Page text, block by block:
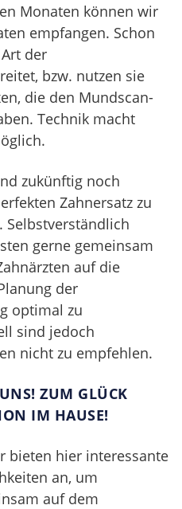
Monaten können wir
empfangen. Schon
der
bzw. nutzen sie
die den Mundscan­
Technik macht
zukünftig noch
Zahnersatz zu
Selbstverständlich
gerne gemeinsam
auf die
der
optimal zu
sind jedoch
nicht zu empfehlen.
ZUM GLÜCK
IM HAUSE!
bieten hier in­teressante
an, um
auf dem